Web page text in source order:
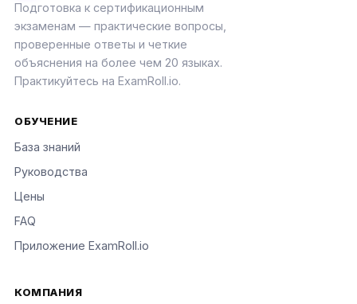
Подготовка к сертификационным
экзаменам — практические вопросы,
проверенные ответы и четкие
объяснения на более чем 20 языках.
Практикуйтесь на ExamRoll.io.
ОБУЧЕНИЕ
База знаний
Руководства
Цены
FAQ
Приложение ExamRoll.io
КОМПАНИЯ